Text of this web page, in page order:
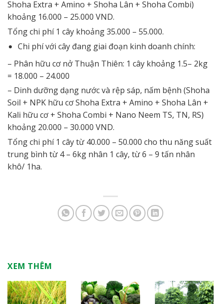
Shoha Extra + Amino + Shoha Lân + Shoha Combi)
khoảng 16.000 – 25.000 VND.
Tổng chi phí 1 cây khoảng 35.000 – 55.000.
Chi phí với cây đang giai đoạn kinh doanh chính:
– Phân hữu cơ nở Thuận Thiên: 1 cây khoảng 1.5– 2kg
= 18.000 – 24.000
– Dinh dưỡng dạng nước và rệp sáp, nấm bệnh (Shoha
Soil + NPK hữu cơ Shoha Extra + Amino + Shoha Lân +
Kali hữu cơ + Shoha Combi + Nano Neem TS, TN, RS)
khoảng 20.000 – 30.000 VND.
Tổng chi phí 1 cây từ 40.000 – 50.000 cho thu năng suất
trung bình từ 4 – 6kg nhân 1 cây, từ 6 – 9 tấn nhân
khô/ 1ha.
XEM THÊM